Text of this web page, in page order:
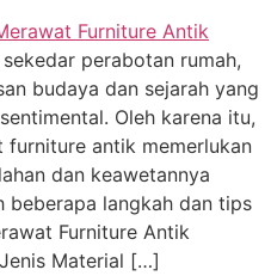
perabotan rumah,
budaya dan sejarah yang
Oleh karena itu,
furniture antik memerlukan
dan keawetannya
beberapa langkah dan tips
Furniture Antik
Material […]